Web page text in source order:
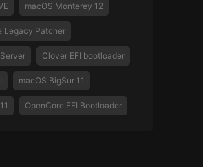
macOS Monterey 12
Legacy Patcher
Clover EFI bootloader
macOS BigSur 11
OpenCore EFI Bootloader